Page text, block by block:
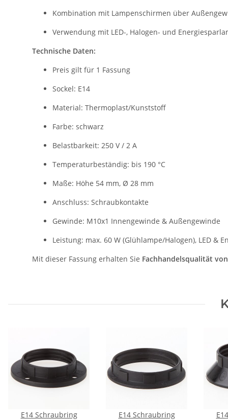
Kombination mit Lampenschirmen über
Verwendung mit LED-, Halogen- und
Technische Daten:
Preis gilt für 1 Fassung
Sockel: E14
Material: Thermoplast/Kunststoff
Farbe: schwarz
Belastbarkeit: 250 V / 2 A
Temperaturbeständig: bis 190 °C
Maße: Höhe 54 mm, Ø 28 mm
Anschluss: Schraubkontakte
Gewinde: M10x1 Innengewinde & Außengewinde
Leistung: max. 60 W (Glühlampe/Halogen), LED &
Mit dieser Fassung erhalten Sie Fachhandelsqualität
E14 Schraubring E14 Schraubring